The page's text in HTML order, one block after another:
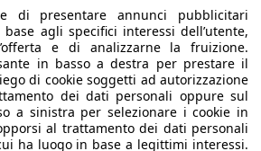
1.8 vvt-i - motore rigenerato
di presentare annunci pubblicitari
agli specifici interessi dell’utente,
e di analizzarne la fruizione.
in basso a destra per prestare il
di cookie soggetti ad autorizzazione
dei dati personali oppure sul
a sinistra per selezionare i cookie in
al trattamento dei dati personali
ha luogo in base a legittimi interessi.